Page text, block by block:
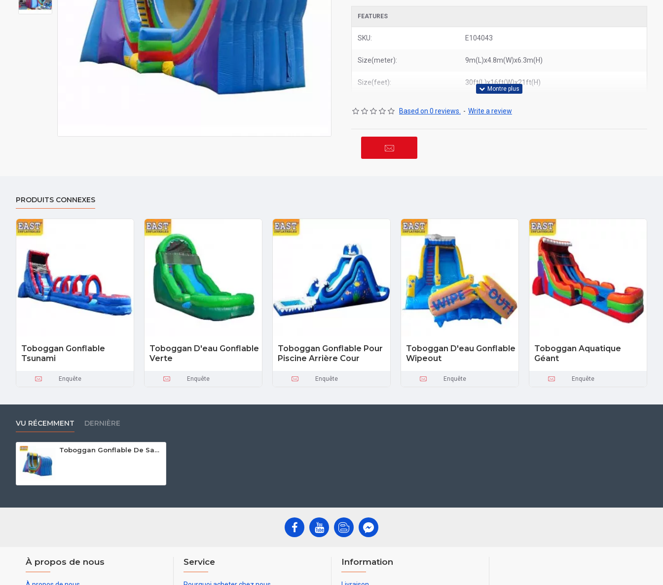
FEATURES
SKU: E104043
Size(meter): 9m(L)x4.8m(W)x6.3m(H)
Size(feet): 30ft(L)x16ft(W)x21ft(H)
Based on 0 reviews. - Write a review
PRODUITS CONNEXES
Toboggan Gonflable
Tsunami
Enquête
Toboggan D'eau Gonflable
Verte
Enquête
Toboggan Gonflable Pour
Piscine Arrière Cour
Enquête
Toboggan D'eau Gonflable
Wipeout
Enquête
Toboggan Aquatique
Géant
Enquête
VU RÉCEMMENT DERNIÈRE
Toboggan Gonflable De Saccage
À propos de nous Service Information